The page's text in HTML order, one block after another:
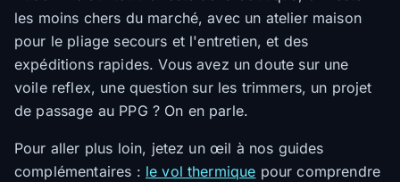
les moins chers du marché, avec un atelier maison
pour le pliage secours et l'entretien, et des
expéditions rapides. Vous avez un doute sur une
voile reflex, une question sur les trimmers, un projet
de passage au PPG ? On en parle.
Pour aller plus loin, jetez un œil à nos guides
complémentaires : le vol thermique pour comprendre